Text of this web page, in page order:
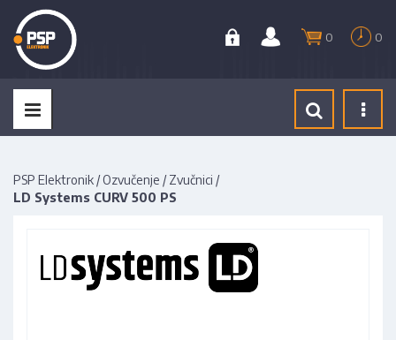
0 0
PSP Elektronik /Ozvučenje / Zvučnici /
LD Systems CURV 500 PS